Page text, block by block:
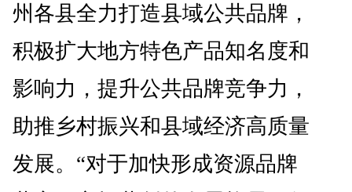
州各县全力打造县域公共品牌，
积极扩大地方特色产品知名度和
影响力，提升公共品牌竞争力，
助推乡村振兴和县域经济高质量
发展。“对于加快形成资源品牌